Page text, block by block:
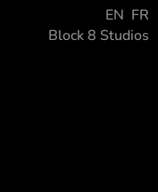
EN FR
Block 8 Studios